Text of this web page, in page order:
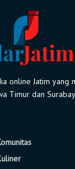
online Jatim yang
Timur dan